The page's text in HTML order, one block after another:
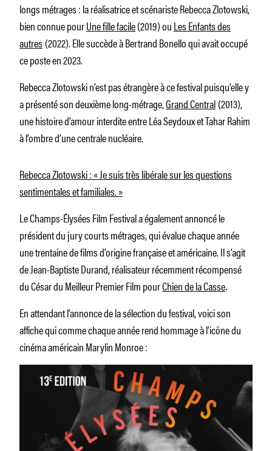
longs métrages : la réalisatrice et scénariste Rebecca Zlotowski,
bien connue pourUne fille facile(2019) ouLes Enfants des
autres(2022). Elle succède à Bertrand Bonello qui avait occupé
ce poste en 2023.
Rebecca Zlotowski n’est pas étrangère à ce festival puisqu’elle y
a présenté son deuxième long-métrage,Grand Central(2013),
une histoire d’amour interdite entre Léa Seydoux et Tahar Rahim
à l’ombre d’une centrale nucléaire.
Rebecca Zlotowski : « Je suis très libérale sur les questions
sentimentales et familiales. »
Le Champs-Élysées Film Festival a également annoncé le
président du jury courts métrages, qui évalue chaque année
une trentaine de films d’origine française et américaine. Il s’agit
de Jean-Baptiste Durand, réalisateur récemment récompensé
du César du Meilleur Premier Film pourChien de la Casse.
En attendant l’annonce de la sélection du festival, voici son
affiche qui comme chaque année rend hommage à l’icône du
cinéma américain Marylin Monroe :